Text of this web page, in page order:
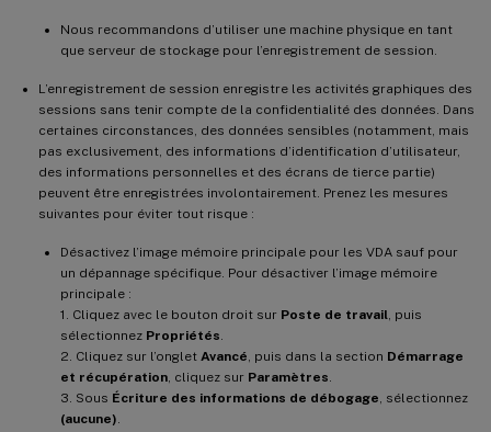
Nous recommandons d’utiliser une machine physique en tant
que serveur de stockage pour l’enregistrement de session.
L’enregistrement de session enregistre les activités graphiques des
sessions sans tenir compte de la confidentialité des données. Dans
certaines circonstances, des données sensibles (notamment, mais
pas exclusivement, des informations d’identification d’utilisateur,
des informations personnelles et des écrans de tierce partie)
peuvent être enregistrées involontairement. Prenez les mesures
suivantes pour éviter tout risque :
Désactivez l’image mémoire principale pour les VDA sauf pour
un dépannage spécifique. Pour désactiver l’image mémoire
principale :
1. Cliquez avec le bouton droit sur Poste de travail , puis
sélectionnez Propriétés
2. Cliquez sur l’onglet Avancé , puis dans la section Démarrage
et récupération , cliquez sur Paramètres
3. Sous Écriture des informations de débogage , sélectionnez
(aucune)